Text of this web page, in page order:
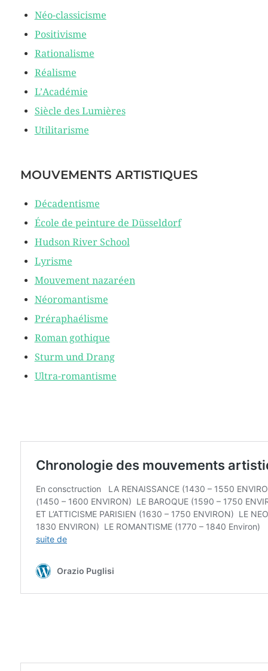
Néo-classicisme
Positivisme
Rationalisme
Réalisme
L’Académie
Siècle des Lumières
Utilitarisme
MOUVEMENTS ARTISTIQUES
Décadentisme
École de peinture de Düsseldorf
Hudson River School
Lyrisme
Mouvement nazaréen
Néoromantisme
Préraphaélisme
Roman gothique
Sturm und Drang
Ultra-romantisme